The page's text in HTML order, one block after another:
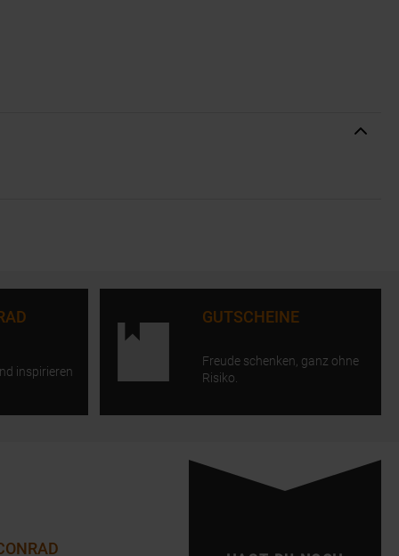
inspirieren
GUTSCHEINE
Freude schenken, ganz ohne
Risiko.